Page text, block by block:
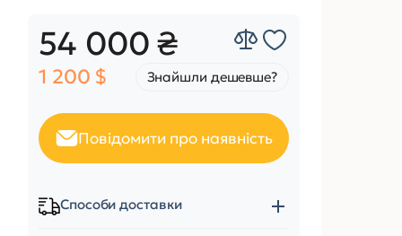
54 000 ₴
1 200 $ Знайшли дешевше?
Повідомити про наявність
Способи доставки